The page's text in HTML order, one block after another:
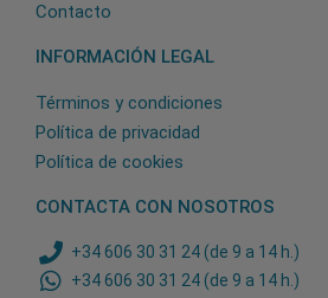
Contacto
INFORMACIÓN LEGAL
Términos y condiciones
Política de privacidad
Política de cookies
CONTACTA CON NOSOTROS
+34 606 30 31 24 (de 9 a 14 h.)
+34 606 30 31 24 (de 9 a 14 h.)